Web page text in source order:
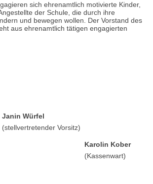
sich ehrenamtlich motivierte Kinder,
der Schule, die durch ihre
und bewegen wollen. Der Vorstand des
aus ehrenamtlich tätigen engagierten
Janin Würfel
(stellvertretender Vorsitz)
Karolin Kober
(Kassenwart)